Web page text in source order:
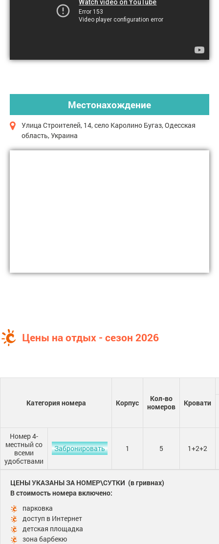
Местонахождение
Улица Строителей, 14, село Каролино Бугаз, Одесская
область, Украина
Цены на отдых - сезон 2026
Категория номера Корпус
Кол-во
номеров
Кровати
Номер 4-
местный со
всеми
удобствами
Забронировать 1 5 1+2+2
ЦЕНЫ УКАЗАНЫ ЗА НОМЕР\СУТКИ (в гривнах)
В стоимость номера включено:
парковка
доступ в Интернет
детская площадка
зона барбекю